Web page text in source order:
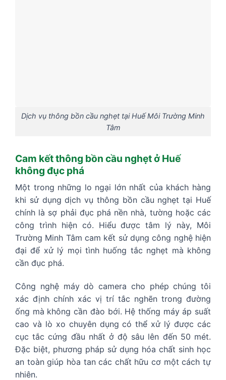
Dịch vụ thông bồn cầu nghẹt tại Huế Môi Trường Minh
Tâm
Cam kết thông bồn cầu nghẹt ở Huế
không đục phá
Một trong những lo ngại lớn nhất của khách hàng
khi sử dụng dịch vụ thông bồn cầu nghẹt tại Huế
chính là sợ phải đục phá nền nhà, tường hoặc các
công trình hiện có. Hiểu được tâm lý này, Môi
Trường Minh Tâm cam kết sử dụng công nghệ hiện
đại để xử lý mọi tình huống tắc nghẹt mà không
cần đục phá.
Công nghệ máy dò camera cho phép chúng tôi
xác định chính xác vị trí tắc nghẽn trong đường
ống mà không cần đào bới. Hệ thống máy áp suất
cao và lò xo chuyên dụng có thể xử lý được các
cục tắc cứng đầu nhất ở độ sâu lên đến 50 mét.
Đặc biệt, phương pháp sử dụng hóa chất sinh học
an toàn giúp hòa tan các chất hữu cơ một cách tự
nhiên.